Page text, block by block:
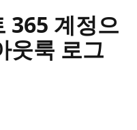
365 계정으
웃룩 로그